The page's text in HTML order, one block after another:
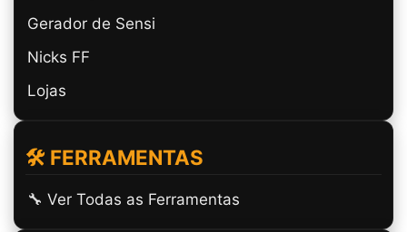
Gerador de Sensi
Nicks FF
Lojas
🛠️ FERRAMENTAS
🔧 Ver Todas as Ferramentas